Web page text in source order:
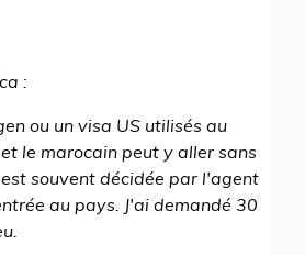
:
ou un visa US utilisés au
le marocain peut y aller sans
souvent décidée par l'agent
au pays. J'ai demandé 30